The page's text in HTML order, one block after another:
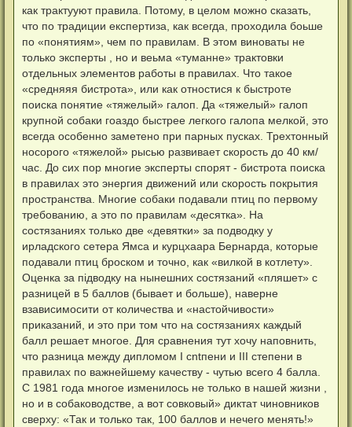
как трактууют правила. Потому, в целом можно сказать,
что по традиции експертиза, как всегда, проходила боьше
по «понятиям», чем по правилам. В этом виноваты не
только эксперты , но и веьма «туманне» трактовки
отдельных элементов работы в правилах. Что такое
«средняяя бистрота», или как отностися к быстроте
поиска понятие «тяжелый» галоп. Да «тяжелый» галоп
крупной собаки гоаздо быстрее легкого галопа мелкой, это
всегда особенно заметено при парных пусках. Трехтонный
носорого «тяжелой» рысью развивает скорость до 40 км/
час. До сих пор многие эксперты спорят - бистрота поиска
в правилах это энергия движений или скорость покрытия
пространства. Многие собаки подавали птиц по первому
требованию, а это по правилам «десятка». На
состязаниях только две «девятки» за подводку у
ирладского сетера Ямса и курцхаара Бернарда, которые
подавали птиц броском и точно, как «вилкой в котлету».
Оценка за підводку на нынешних состязаний «пляшет» с
разницей в 5 баллов (бывает и больше), наверне
взависимосити от количества и «настойчивости»
приказаний, и это при том что на состязаниях каждый
балл решает многое. Для сравнения тут хочу наповнить,
что разница между дипломом I cntпени и III cтепени в
правилах по важнейшему качеству - чутью всего 4 балла.
С 1981 года многое изменилось не только в нашей жизни ,
но и в собаководстве, а вот совковый» диктат чиновников
сверху: «Так и только так, 100 баллов и нечего менять!»